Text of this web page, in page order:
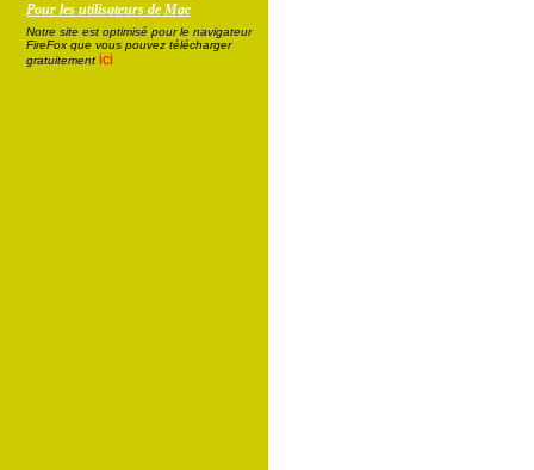
Pour les utilisateurs de Mac
Notre site est optimisé pour le navigateur
FireFox que vous pouvez télécharger
gratuitement ici